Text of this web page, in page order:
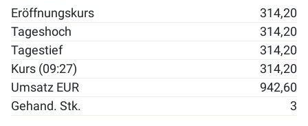
Eröffnungskurs
314,20
Tageshoch
314,20
Tagestief
314,20
Kurs (09:27)
314,20
Umsatz EUR
942,60
Gehand. Stk.
3